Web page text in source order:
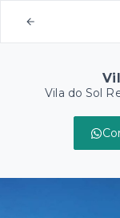
Vila do Sol